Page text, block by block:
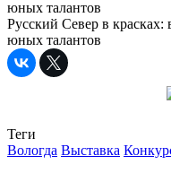
Русский Север в красках:
юных талантов
Теги
Вологда Выставка